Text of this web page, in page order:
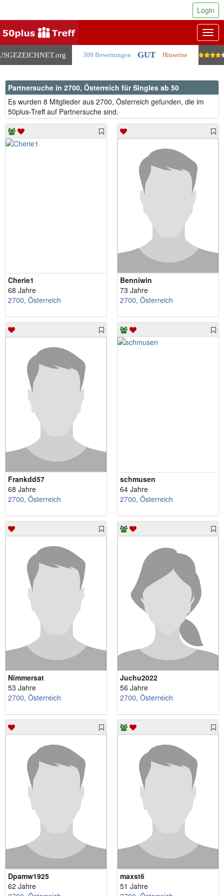
.org 309 Bewertungen GUT Hinweise
Login
Partnersuche in 2700, Österreich für Singles ab 50
Es wurden 8 Mitglieder aus 2700, Österreich gefunden, die im
50plus-Treff auf Partnersuche sind.
Cherie1
68 Jahre
2700, Österreich
Benniwin
73 Jahre
2700, Österreich
Frankdd57
68 Jahre
2700, Österreich
schmusen
64 Jahre
2700, Österreich
Nimmersat
53 Jahre
2700, Österreich
Juchu2022
56 Jahre
2700, Österreich
Dpamw1925
62 Jahre
maxst6
51 Jahre